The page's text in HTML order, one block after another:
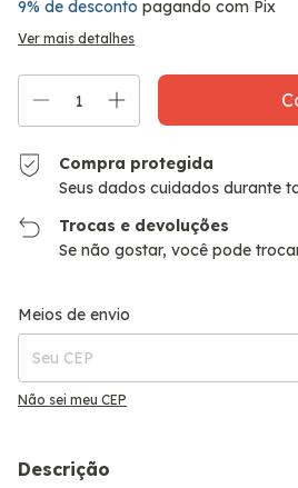
9% de desconto pagando com Pix
Ver mais detalhes
Compra protegida
Seus dados cuidados durante
Trocas e devoluções
Se não gostar, você pode
Entregas para o CEP:
Meios de envio
Não sei meu CEP
Descrição